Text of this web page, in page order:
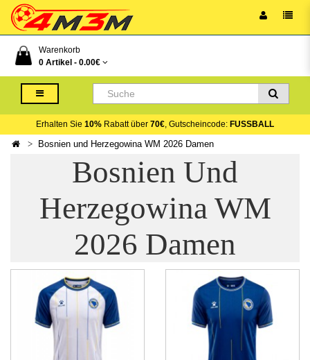
Warenkorb
0 Artikel - 0.00€
Erhalten Sie 10% Rabatt über 70€, Gutscheincode: FUSSBALL
Bosnien und Herzegowina WM 2026 Damen
Bosnien Und
Herzegowina WM
2026 Damen